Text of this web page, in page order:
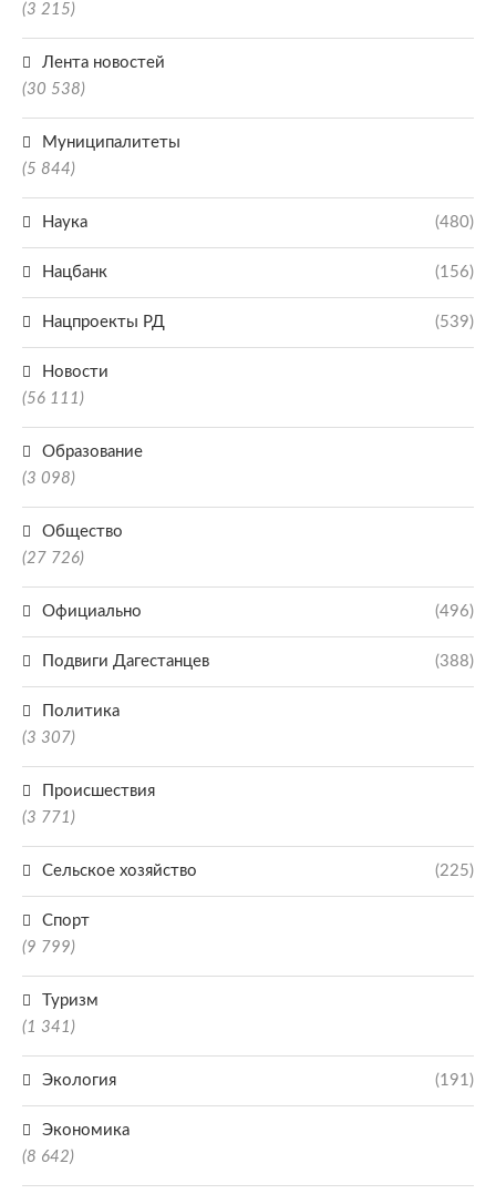
(3 215)
Лента новостей
(30 538)
Муниципалитеты
(5 844)
Наука (480)
Нацбанк (156)
Нацпроекты РД (539)
Новости
(56 111)
Образование
(3 098)
Общество
(27 726)
Официально (496)
Подвиги Дагестанцев (388)
Политика
(3 307)
Происшествия
(3 771)
Сельское хозяйство (225)
Спорт
(9 799)
Туризм
(1 341)
Экология (191)
Экономика
(8 642)